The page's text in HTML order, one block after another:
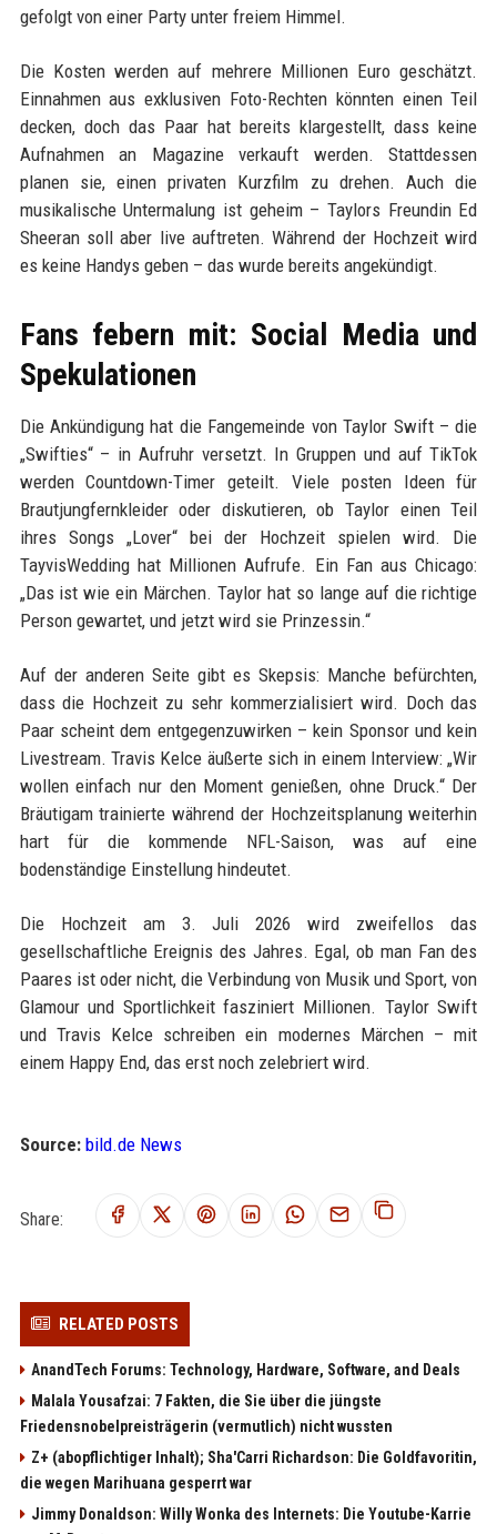
gefolgt von einer Party unter freiem Himmel.
Die Kosten werden auf mehrere Millionen Euro geschätzt.
Einnahmen aus exklusiven Foto-Rechten könnten einen Teil
decken, doch das Paar hat bereits klargestellt, dass keine
Aufnahmen an Magazine verkauft werden. Stattdessen
planen sie, einen privaten Kurzfilm zu drehen. Auch die
musikalische Untermalung ist geheim – Taylors Freundin Ed
Sheeran soll aber live auftreten. Während der Hochzeit wird
es keine Handys geben – das wurde bereits angekündigt.
Fans febern mit: Social Media und
Spekulationen
Die Ankündigung hat die Fangemeinde von Taylor Swift – die
„Swifties“ – in Aufruhr versetzt. In Gruppen und auf TikTok
werden Countdown-Timer geteilt. Viele posten Ideen für
Brautjungfernkleider oder diskutieren, ob Taylor einen Teil
ihres Songs „Lover“ bei der Hochzeit spielen wird. Die
TayvisWedding hat Millionen Aufrufe. Ein Fan aus Chicago:
„Das ist wie ein Märchen. Taylor hat so lange auf die richtige
Person gewartet, und jetzt wird sie Prinzessin.“
Auf der anderen Seite gibt es Skepsis: Manche befürchten,
dass die Hochzeit zu sehr kommerzialisiert wird. Doch das
Paar scheint dem entgegenzuwirken – kein Sponsor und kein
Livestream. Travis Kelce äußerte sich in einem Interview: „Wir
wollen einfach nur den Moment genießen, ohne Druck.“ Der
Bräutigam trainierte während der Hochzeitsplanung weiterhin
hart für die kommende NFL-Saison, was auf eine
bodenständige Einstellung hindeutet.
Die Hochzeit am 3. Juli 2026 wird zweifellos das
gesellschaftliche Ereignis des Jahres. Egal, ob man Fan des
Paares ist oder nicht, die Verbindung von Musik und Sport, von
Glamour und Sportlichkeit fasziniert Millionen. Taylor Swift
und Travis Kelce schreiben ein modernes Märchen – mit
einem Happy End, das erst noch zelebriert wird.
Source: bild.de News
Share:
RELATED POSTS
AnandTech Forums: Technology, Hardware, Software, and Deals
Malala Yousafzai: 7 Fakten, die Sie über die jüngste
Friedensnobelpreisträgerin (vermutlich) nicht wussten
Z+ (abopflichtiger Inhalt); Sha'Carri Richardson: Die Goldfavoritin,
die wegen Marihuana gesperrt war
Jimmy Donaldson: Willy Wonka des Internets: Die Youtube-Karrie